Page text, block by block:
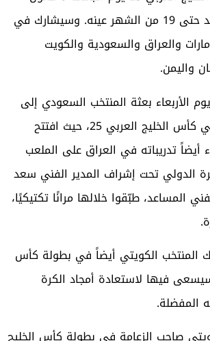
عينه.
وسيشارك في
والعراق والسعودية والكويت
واليمن.
الأربعاء بعثة المنتخب السعودي إلى
العراق للمشاركة في كأس الخليج العربي 25، حيث افتتح
أيضاً تدريباته في العراق على الملعب
الدولي تحت إشراف المدير الفني سعد
المساعد، طبّقوا خلالها مرانًا تكتيكيًا،
المنتخب الكويتي أيضاً في بطولة كأس
فيها لاستعادة أمجاد الكرة
المفضلة.